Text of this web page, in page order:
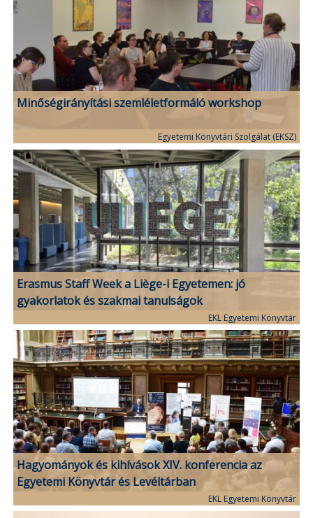
Minőségirányítási szemléletformáló workshop
Egyetemi Könyvtári Szolgálat (EKSZ)
Erasmus Staff Week a Liège-i Egyetemen: jó
gyakorlatok és szakmai tanulságok
EKL Egyetemi Könyvtár
Hagyományok és kihívások XIV. konferencia az
Egyetemi Könyvtár és Levéltárban
EKL Egyetemi Könyvtár